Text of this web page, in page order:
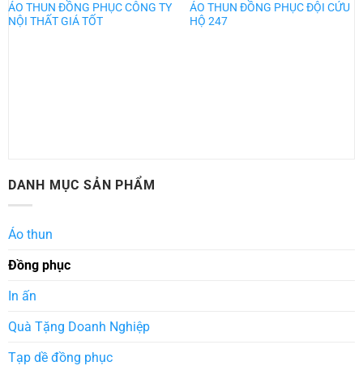
ÁO THUN ĐỒNG PHỤC CÔNG TY
NỘI THẤT GIÁ TỐT
ÁO THUN ĐỒNG PHỤC ĐỘI CỨU
HỘ 247
DANH MỤC SẢN PHẨM
Áo thun
Đồng phục
In ấn
Quà Tặng Doanh Nghiệp
Tạp dề đồng phục